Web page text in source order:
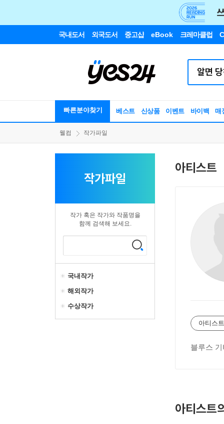
국내도서 외국도서 중고샵 eBook 크레마클럽
빠른분야찾기 베스트 신상품 이벤트 바이백 매
웰컴 작가파일
작가파일
작가 혹은 작가와 작품명을
함께 검색해 보세요.
국내작가
해외작가
수상작가
아티스트
아티스
블루스
아티스트